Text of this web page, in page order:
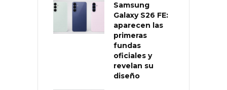
Samsung
Galaxy S26 FE:
aparecen las
primeras
fundas
oficiales y
revelan su
diseño